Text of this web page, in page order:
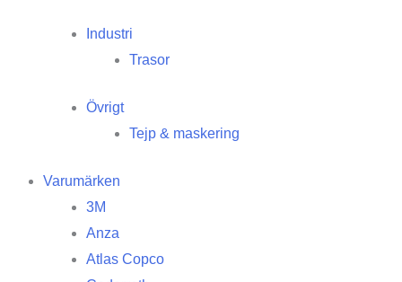
Industri
Trasor
Övrigt
Tejp & maskering
Varumärken
3M
Anza
Atlas Copco